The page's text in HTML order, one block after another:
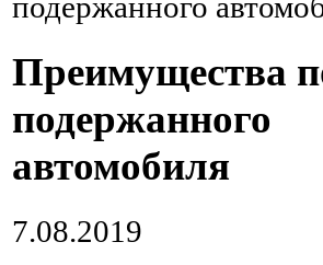
Преимущества
подержанного
автомобиля
7.08.2019